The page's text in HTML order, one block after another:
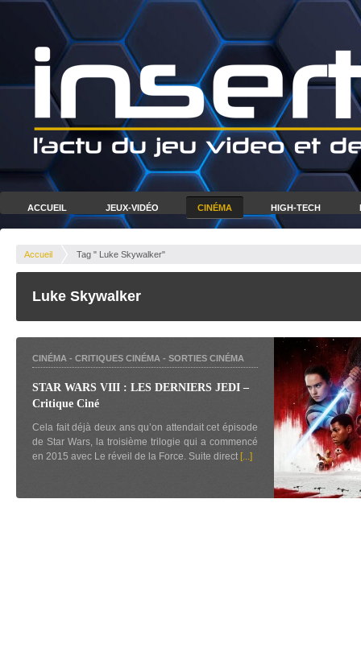
ACCUEIL JEUX-VIDÉO CINÉMA HIGH-TECH
Accueil Tag " Luke Skywalker"
Luke Skywalker
CINÉMA - CRITIQUES CINÉMA - SORTIES CINÉMA
STAR WARS VIII : LES DERNIERS JEDI –
Critique Ciné
Cela fait déjà deux ans qu’on attendait cet épisode
de Star Wars, la troisième trilogie qui a commencé
en 2015 avec Le réveil de la Force. Suite direct [...]